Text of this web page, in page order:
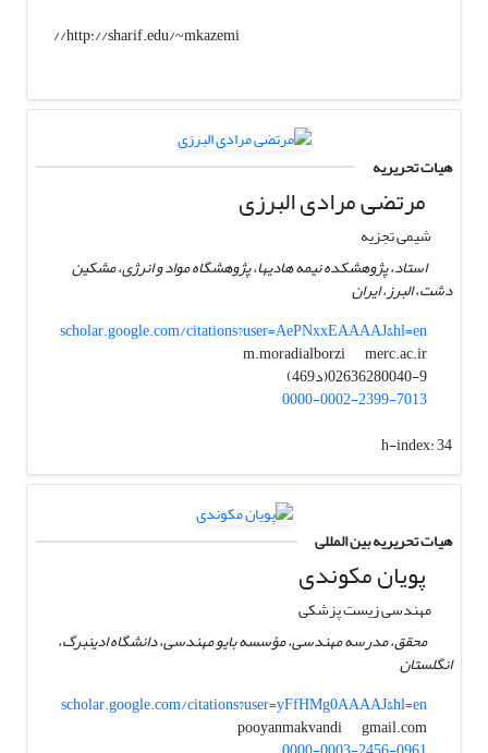
http://sharif.edu/~mkazemi//
هیات تحریریه
مرتضی مرادی البرزی
شیمی تجزیه
استاد، پژوهشکده نیمه هادیها، پژوهشگاه مواد و انرژی، مشکین
دشت، البرز، ایران
scholar.google.com/citations?user=AePNxxEAAAAJ&hl=en
m.moradialborzi
merc.ac.ir
02636280040-9(د469)
0000-0002-2399-7013
h-index:34
هیات تحریریه بین المللی
پویان مکوندی
مهندسی زیست پزشکی
محقق، مدرسه مهندسی، مؤسسه بایو مهندسی، دانشگاه ادینبرگ،
انگلستان
scholar.google.com/citations?user=yFfHMg0AAAAJ&hl=en
pooyanmakvandi
gmail.com